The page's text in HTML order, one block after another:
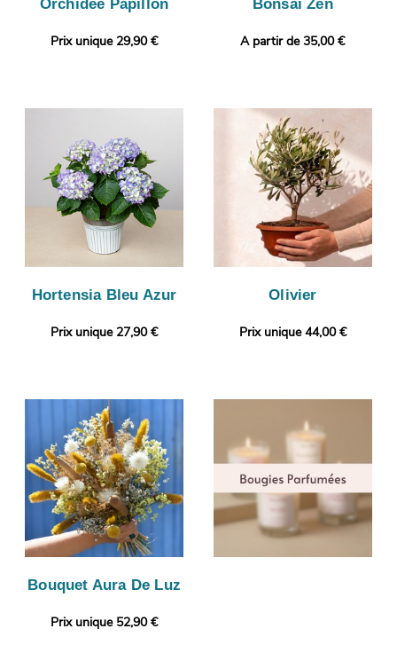
Orchidée Papillon
Prix unique 29,90 €
Bonsaï Zen
A partir de 35,00 €
Hortensia Bleu Azur
Prix unique 27,90 €
Olivier
Prix unique 44,00 €
Bouquet Aura De Luz
Prix unique 52,90 €